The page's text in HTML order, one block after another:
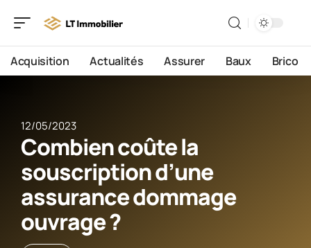
Acquisition Actualités Assurer Baux Brico
12/05/2023
Combien coûte la
souscription d’une
assurance dommage
ouvrage ?